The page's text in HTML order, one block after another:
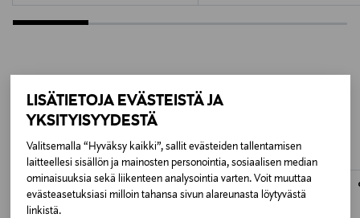
LISÄTIETOJA EVÄSTEISTÄ JA
YKSITYISYYDESTÄ
Valitsemalla “Hyväksy kaikki”, sallit evästeiden tallentamisen
laitteellesi sisällön ja mainosten personointia, sosiaalisen median
ominaisuuksia sekä liikenteen analysointia varten. Voit muuttaa
evästeasetuksiasi milloin tahansa sivun alareunasta löytyvästä
linkistä.
Valmistajan osoite
Birkenstock digital GmbH, Burg Ockenfels, 53545 Linz
am Rhein, Germany
Digitaalinen osoite
welcome@birkenstock.com
LISÄÄ KIINNOSTAVIA
TUOTTEITA